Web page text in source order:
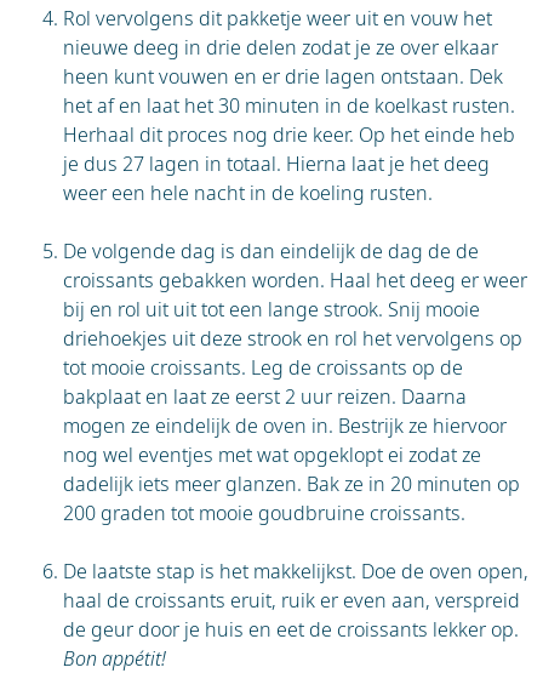
Rol vervolgens dit pakketje weer uit en vouw het
nieuwe deeg in drie delen zodat je ze over elkaar
heen kunt vouwen en er drie lagen ontstaan. Dek
het af en laat het 30 minuten in de koelkast rusten.
Herhaal dit proces nog drie keer. Op het einde heb
je dus 27 lagen in totaal. Hierna laat je het deeg
weer een hele nacht in de koeling rusten.
De volgende dag is dan eindelijk de dag de de
croissants gebakken worden. Haal het deeg er weer
bij en rol uit uit tot een lange strook. Snij mooie
driehoekjes uit deze strook en rol het vervolgens op
tot mooie croissants. Leg de croissants op de
bakplaat en laat ze eerst 2 uur reizen. Daarna
mogen ze eindelijk de oven in. Bestrijk ze hiervoor
nog wel eventjes met wat opgeklopt ei zodat ze
dadelijk iets meer glanzen. Bak ze in 20 minuten op
200 graden tot mooie goudbruine croissants.
De laatste stap is het makkelijkst. Doe de oven open,
haal de croissants eruit, ruik er even aan, verspreid
de geur door je huis en eet de croissants lekker op.
Bon appétit!